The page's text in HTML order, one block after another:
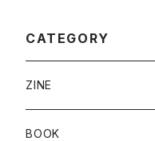
CATEGORY
ZINE
Risograph
BOOK